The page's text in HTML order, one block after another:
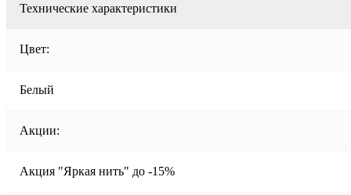
Технические характеристики
Цвет:
Белый
Акции:
Акция "Яркая нить" до -15%